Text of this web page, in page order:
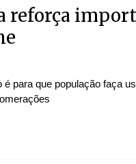
reforça
para que população faça